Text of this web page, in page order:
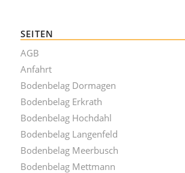
SEITEN
AGB
Anfahrt
Bodenbelag Dormagen
Bodenbelag Erkrath
Bodenbelag Hochdahl
Bodenbelag Langenfeld
Bodenbelag Meerbusch
Bodenbelag Mettmann